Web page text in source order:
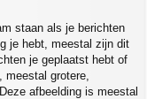
staan als je berichten
je hebt, meestal zijn dit
je geplaatst hebt of
grotere,
afbeelding is meestal